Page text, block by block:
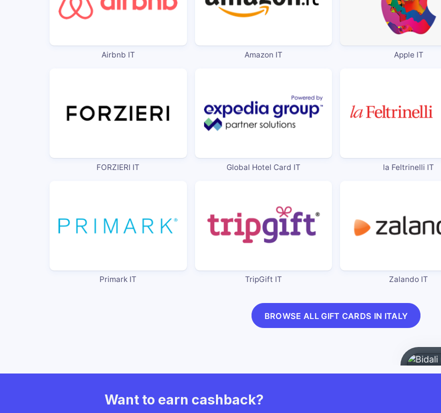
Airbnb IT Amazon IT Apple IT
FORZIERI IT Global Hotel Card IT la Feltrinelli IT
Primark IT TripGift IT Zalando IT
BROWSE ALL GIFT CARDS IN ITALY
Want to earn cashback?